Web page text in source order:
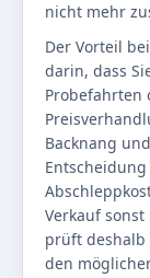
nicht mehr
Der Vorteil
darin, dass
Probefahrten
Backnang
Verkauf
prüft deshalb
den